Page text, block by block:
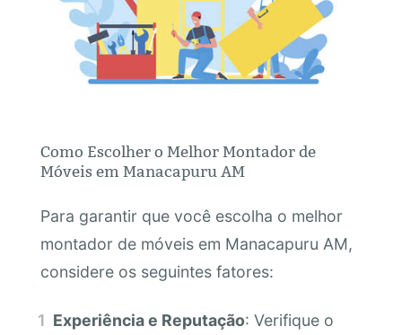
Como Escolher o Melhor Montador de
Móveis em Manacapuru AM
Para garantir que você escolha o melhor
montador de móveis em Manacapuru AM,
considere os seguintes fatores:
Experiência e Reputação: Verifique o